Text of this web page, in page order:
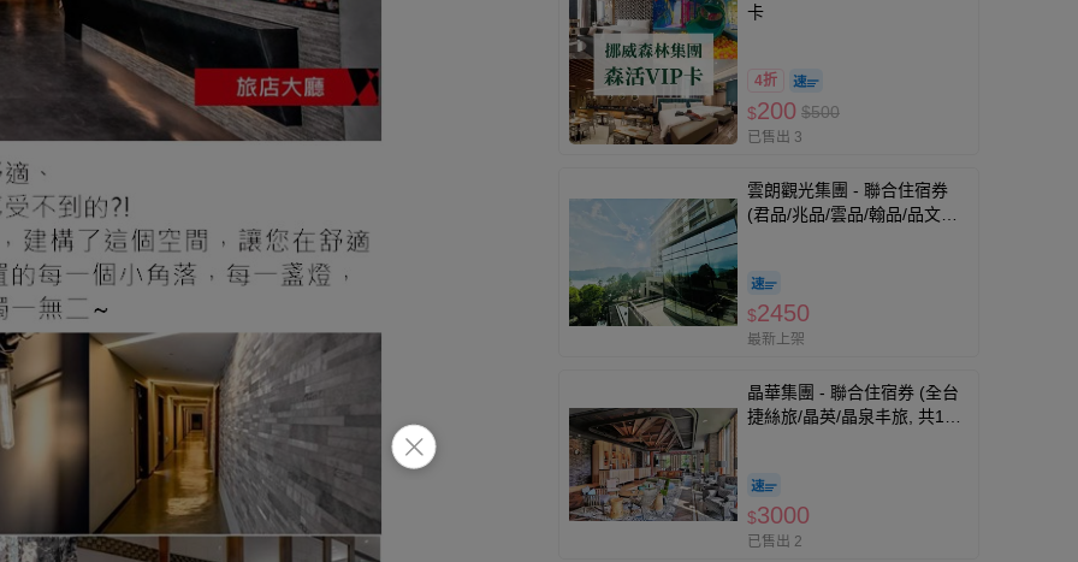
卡
4折
$200 $500
已售出 3
雲朗觀光集團 - 聯合住宿券
(君品/兆品/雲品/翰品/品文旅/
$2450
最新上架
晶華集團 - 聯合住宿券 (全台
捷絲旅/晶英/晶泉丰旅, 共13
$3000
已售出 2